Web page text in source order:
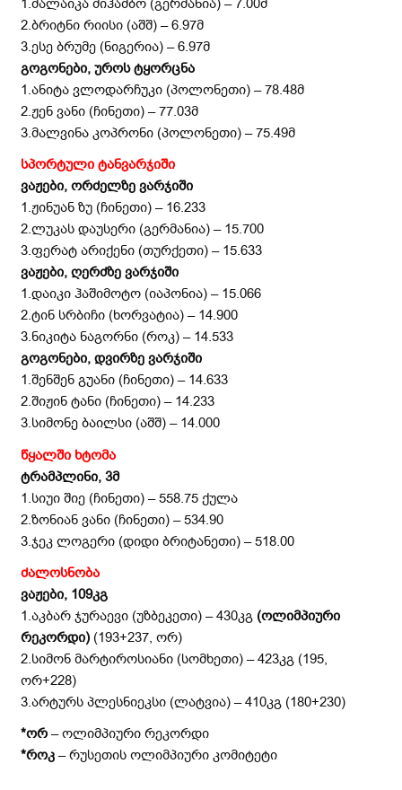
2.ბრიტნი რიისი (აშშ) – 6.97მ
3.ესე ბრუმე (ნიგერია) – 6.97მ
გოგონები, უროს ტყორცნა
1.ანიტა ვლოდარჩუკი (პოლონეთი) – 78.48მ
2.ჟენ ვანი (ჩინეთი) – 77.03მ
3.მალვინა კოპრონი (პოლონეთი) – 75.49მ
სპორტული ტანვარჯიში
ვაჟები, ორძელზე ვარჯიში
1.ჟინუან ზუ (ჩინეთი) – 16.233
2.ლუკას დაუსერი (გერმანია) – 15.700
3.ფერატ არიქენი (თურქეთი) – 15.633
ვაჟები, ღერძზე ვარჯიში
1.დაიკი ჰაშიმოტო (იაპონია) – 15.066
2.ტინ სრბიჩი (ხორვატია) – 14.900
3.ნიკიტა ნაგორნი (როკ) – 14.533
გოგონები, დვირზე ვარჯიში
1.შენშენ გუანი (ჩინეთი) – 14.633
2.შიჟინ ტანი (ჩინეთი) – 14.233
3.სიმონე ბაილსი (აშშ) – 14.000
წყალში ხტომა
ტრამპლინი, 3მ
1.სიუი შიე (ჩინეთი) – 558.75 ქულა
2.ზონიან ვანი (ჩინეთი) – 534.90
3.ჯეკ ლოგერი (დიდი ბრიტანეთი) – 518.00
ძალოსნობა
ვაჟები, 109კგ
1.აკბარ ჯურაევი (უზბეკეთი) – 430კგ (ოლიმპიური
რეკორდი)(193+237, ორ)
2.სიმონ მარტიროსიანი (სომხეთი) – 423კგ (195,
ორ+228)
3.არტურს პლესნიეკსი (ლატვია) – 410კგ (180+230)
*ორ– ოლიმპიური რეკორდი
*როკ– რუსეთის ოლიმპიური კომიტეტი